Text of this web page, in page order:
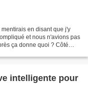
en disant que j'y
et nous n'avions pas
ça donne quoi ? Côté
intelligente pour